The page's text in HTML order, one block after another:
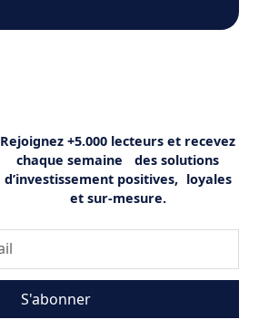
Rejoignez +5.000 lecteurs et recevez
chaque semaine des solutions
d’investissement positives, loyales
et sur-mesure.
S'abonner